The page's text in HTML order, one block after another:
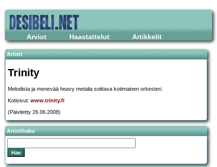
Arviot Haastattelut Artikkelit
Artisti
Trinity
Melodista ja menevää heavy metalia soittava kotimainen orkesteri.
Kotisivut: www.trinity.fi
(Päivitetty 26.06.2008)
Artistihaku